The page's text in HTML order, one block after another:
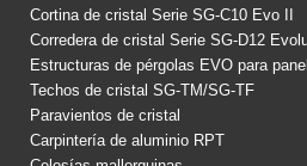
Cortina de cristal Serie SG-C10 Evo II
Corredera de cristal Serie SG-D12
Estructuras de pérgolas EVO para
Techos de cristal SG-TM/SG-TF
Paravientos de cristal
Carpintería de aluminio RPT